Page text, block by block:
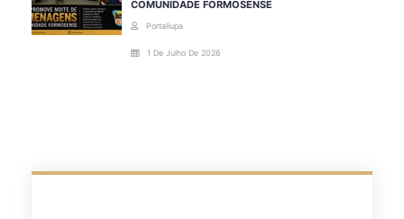
COMUNIDADE FORMOSENSE
Portallupa
1 De Julho De 2026